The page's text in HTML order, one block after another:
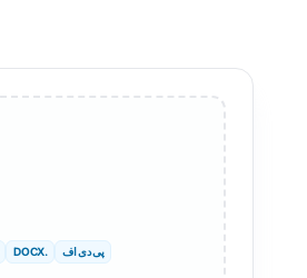
InDesign به PDF عبری
آمهری
پی دی اف .DOCX